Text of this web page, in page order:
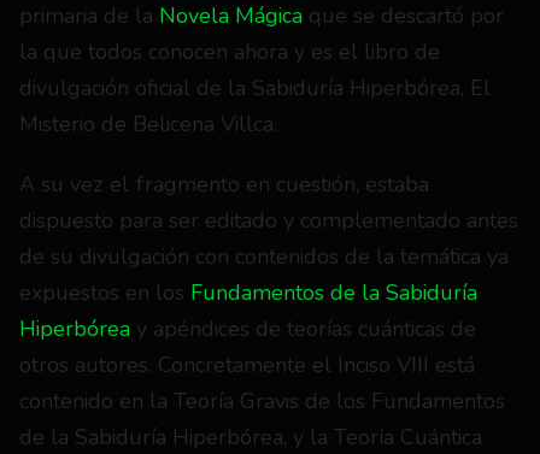
primaria de la Novela Mágica que se descartó por
la que todos conocen ahora y es el libro de
divulgación oficial de la Sabiduría Hiperbórea, El
Misterio de Belicena Villca.
A su vez el fragmento en cuestión, estaba
dispuesto para ser editado y complementado antes
de su divulgación con contenidos de la temática ya
expuestos en los Fundamentos de la Sabiduría
Hiperbórea y apéndices de teorías cuánticas de
otros autores. Concretamente el Inciso VIII está
contenido en la Teoría Gravis de los Fundamentos
de la Sabiduría Hiperbórea, y la Teoría Cuántica